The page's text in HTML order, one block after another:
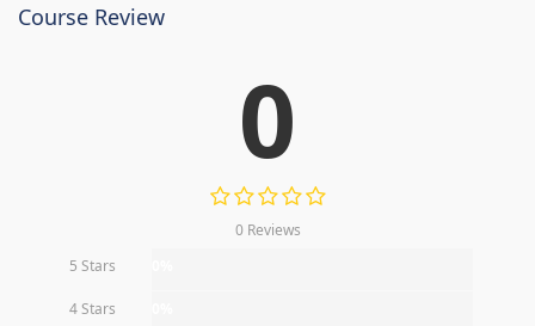
Course Review
0
0 Reviews
5 Stars
4 Stars